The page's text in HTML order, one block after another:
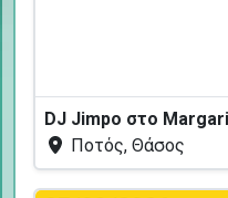
DJ Jimpo στο
Ποτός, Θάσος